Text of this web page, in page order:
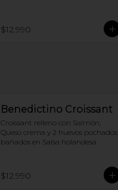
$12.990
Benedictino Croissant
Croissant relleno con Salmón,
Queso crema y 2 huevos pochados
bañados en Salsa holandesa
$12.990